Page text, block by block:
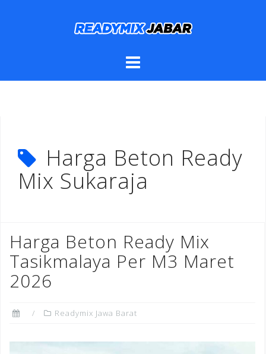
Harga Beton Ready
Mix Sukaraja
Harga Beton Ready Mix
Tasikmalaya Per M3 Maret
2026
Readymix Jawa Barat